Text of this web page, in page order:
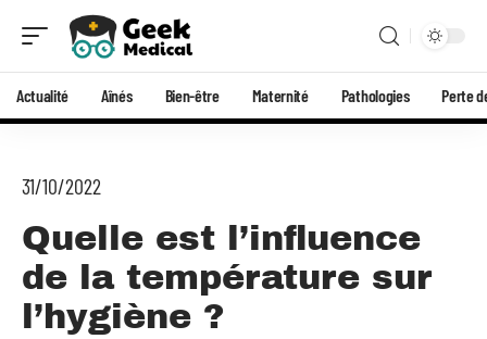
Actualité Aînés Bien-être Maternité Pathologies Perte
31/10/2022
Quelle est l’influence
de la température sur
l’hygiène ?